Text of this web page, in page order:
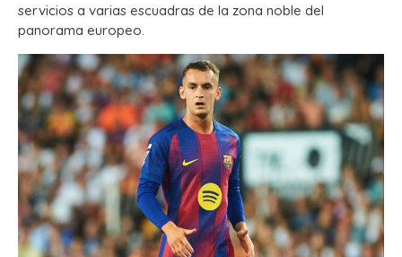
servicios a varias escuadras de la zona noble del
panorama europeo.